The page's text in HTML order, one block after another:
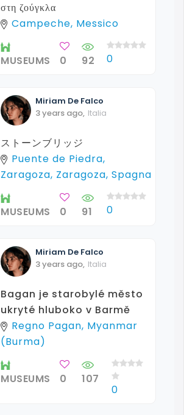
στη ζούγκλα
Campeche, Messico
MUSEUMS 0 92 0
Miriam De Falco
3 years ago, Italia
ストーンブリッジ
Puente de Piedra,
Zaragoza, Zaragoza, Spagna
MUSEUMS 0 91 0
Miriam De Falco
3 years ago, Italia
Bagan je starobylé město
ukryté hluboko v Barmě
Regno Pagan, Myanmar
(Burma)
MUSEUMS 0 107
0